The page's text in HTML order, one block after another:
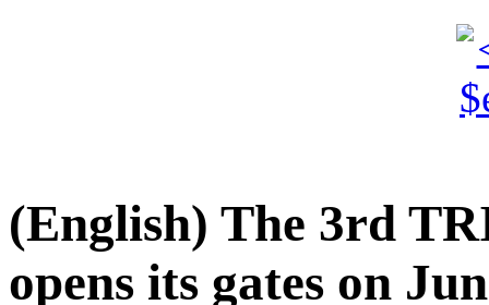
(English) The 3rd
opens its gates on